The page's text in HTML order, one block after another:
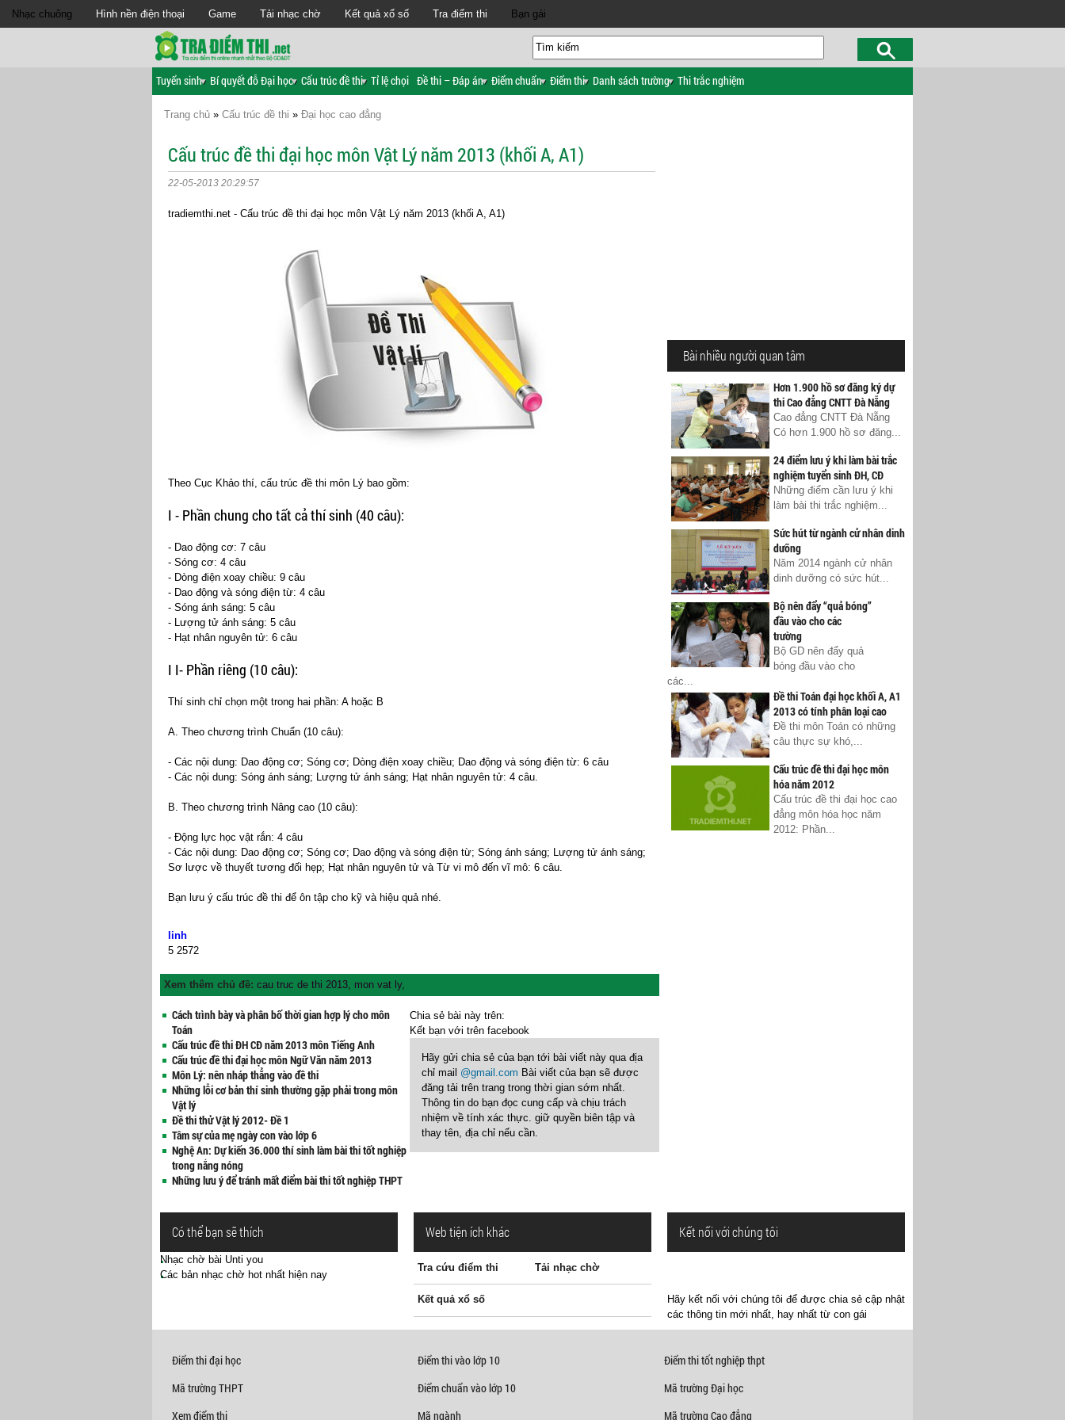
Nhạc chuông Hình nền điện thoại Game Tải nhạc chờ Kết quả xổ số Tra điểm thi Bạn gái
Tuyển sinh Bí quyết đỗ Đại học Cấu trúc đề thi Tỉ lệ chọi Đề thi – Đáp án Điểm chuẩn Điểm thi Danh sách trường Thi trắc nghiệm
Trang chủ » Cấu trúc đề thi » Đại học cao đẳng
Cấu trúc đề thi đại học môn Vật Lý năm 2013 (khối A, A1)
22-05-2013 20:29:57
tradiemthi.net - Cấu trúc đề thi đại học môn Vật Lý năm 2013 (khối A, A1)
Theo Cục Khảo thí, cấu trúc đề thi môn Lý bao gồm:
I - Phần chung cho tất cả thí sinh (40 câu):
- Dao động cơ: 7 câu
- Sóng cơ: 4 câu
- Dòng điện xoay chiều: 9 câu
- Dao động và sóng điện từ: 4 câu
- Sóng ánh sáng: 5 câu
- Lượng tử ánh sáng: 5 câu
- Hạt nhân nguyên tử: 6 câu
I I- Phần riêng (10 câu):
Thí sinh chỉ chọn một trong hai phần: A hoặc B
A. Theo chương trình Chuẩn (10 câu):
- Các nội dung: Dao động cơ; Sóng cơ; Dòng điện xoay chiều; Dao động và sóng điện từ: 6 câu
- Các nội dung: Sóng ánh sáng; Lượng tử ánh sáng; Hạt nhân nguyên tử: 4 câu.
B. Theo chương trình Nâng cao (10 câu):
- Động lực học vật rắn: 4 câu
- Các nội dung: Dao động cơ; Sóng cơ; Dao động và sóng điện từ; Sóng ánh sáng; Lượng tử ánh sáng;
Sơ lược về thuyết tương đối hẹp; Hạt nhân nguyên tử và Từ vi mô đến vĩ mô: 6 câu.
Bạn lưu ý cấu trúc đề thi để ôn tập cho kỹ và hiệu quả nhé.
linh
5 2572
Xem thêm chủ đề: cau truc de thi 2013, mon vat ly,
Cách trình bày và phân bố thời gian hợp lý cho môn
Toán
Cấu trúc đề thi ĐH CĐ năm 2013 môn Tiếng Anh
Cấu trúc đề thi đại học môn Ngữ Văn năm 2013
Môn Lý: nên nháp thẳng vào đề thi
Những lỗi cơ bản thí sinh thường gặp phải trong môn
Vật lý
Đề thi thử Vật lý 2012- Đề 1
Tâm sự của mẹ ngày con vào lớp 6
Nghệ An: Dự kiến 36.000 thí sinh làm bài thi tốt nghiệp
trong nắng nóng
Những lưu ý để tránh mất điểm bài thi tốt nghiệp THPT
Chia sẻ bài này trên:
Kết bạn với trên facebook
Hãy gửi chia sẻ của bạn tới bài viết này qua địa
chỉ mail @gmail.com Bài viết của bạn sẽ được
đăng tải trên trang trong thời gian sớm nhất.
Thông tin do bạn đọc cung cấp và chịu trách
nhiệm về tính xác thực. giữ quyền biên tập và
thay tên, địa chỉ nếu cần.
Bài nhiều người quan tâm
Hơn 1.900 hồ sơ đăng ký dự
thi Cao đẳng CNTT Đà Nẵng
Cao đẳng CNTT Đà Nẵng
Có hơn 1.900 hồ sơ đăng...
24 điểm lưu ý khi làm bài trắc
nghiệm tuyển sinh ĐH, CĐ
Những điểm cần lưu ý khi
làm bài thi trắc nghiệm...
Sức hút từ ngành cử nhân dinh
dưỡng
Năm 2014 ngành cử nhân
dinh dưỡng có sức hút...
Bộ nên đẩy “quả bóng”
đầu vào cho các
trường
Bộ GD nên đẩy quả
bóng đầu vào cho
các...
Đề thi Toán đại học khối A, A1
2013 có tính phân loại cao
Đề thi môn Toán có những
câu thực sự khó,...
Cấu trúc đề thi đại học môn
hóa năm 2012
Cấu trúc đề thi đại học cao
đẳng môn hóa học năm
2012: Phần...
Có thể bạn sẽ thích
Nhạc chờ bài Unti you
Các bản nhạc chờ hot nhất hiện nay
Web tiện ích khác
Tra cứu điểm thi Tải nhạc chờ
Kết quả xổ số
Kết nối với chúng tôi
Hãy kết nối với chúng tôi để được chia sẻ cập nhật
các thông tin mới nhất, hay nhất từ con gái
Điểm thi đại học Điểm thi vào lớp 10
Điểm thi tốt nghiệp thpt
Mã trường THPT
Điểm chuẩn vào lớp 10
Mã trường Đại học
Xem điểm thi
Mã ngành Mã trường Cao đẳng